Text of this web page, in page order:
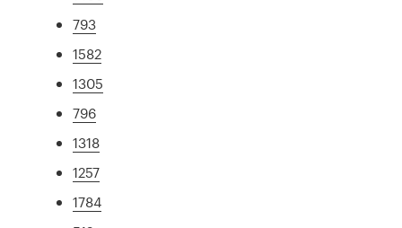
793
1582
1305
796
1318
1257
1784